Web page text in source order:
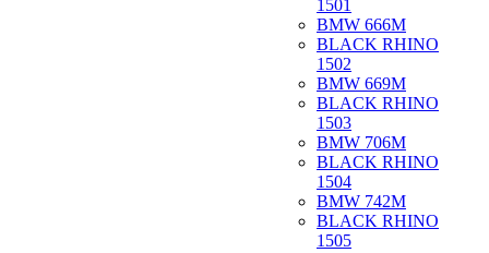
1501
BMW 666M
BLACK RHINO
1502
BMW 669M
BLACK RHINO
1503
BMW 706M
BLACK RHINO
1504
BMW 742M
BLACK RHINO
1505